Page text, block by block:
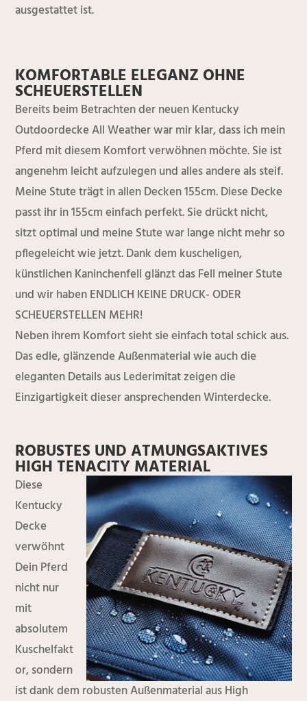
ausgestattet ist.
KOMFORTABLE ELEGANZ OHNE
SCHEUERSTELLEN
Bereits beim Betrachten der neuen Kentucky
Outdoordecke All Weather war mir klar, dass ich mein
Pferd mit diesem Komfort verwöhnen möchte. Sie ist
angenehm leicht aufzulegen und alles andere als steif.
Meine Stute trägt in allen Decken 155cm. Diese Decke
passt ihr in 155cm einfach perfekt. Sie drückt nicht,
sitzt optimal und meine Stute war lange nicht mehr so
pflegeleicht wie jetzt. Dank dem kuscheligen,
künstlichen Kaninchenfell glänzt das Fell meiner Stute
und wir haben ENDLICH KEINE DRUCK- ODER
SCHEUERSTELLEN MEHR!
Neben ihrem Komfort sieht sie einfach total schick aus.
Das edle, glänzende Außenmaterial wie auch die
eleganten Details aus Lederimitat zeigen die
Einzigartigkeit dieser ansprechenden Winterdecke.
ROBUSTES UND ATMUNGSAKTIVES
HIGH TENACITY MATERIAL
Diese
Kentucky
Decke
verwöhnt
Dein Pferd
nicht nur
mit
absolutem
Kuschelfakt
or, sondern
ist dank dem robusten Außenmaterial aus High